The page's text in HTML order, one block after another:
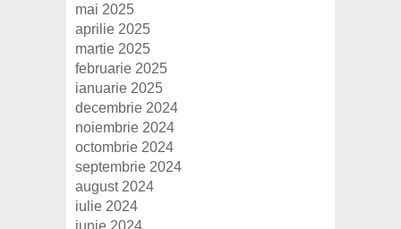
mai 2025
aprilie 2025
martie 2025
februarie 2025
ianuarie 2025
decembrie 2024
noiembrie 2024
octombrie 2024
septembrie 2024
august 2024
iulie 2024
iunie 2024